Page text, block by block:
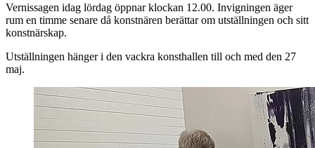
Vernissagen idag lördag öppnar klockan 12.00. Invigningen äger
rum en timme senare då konstnären berättar om utställningen och sitt
konstnärskap.
Utställningen hänger i den vackra konsthallen till och med den 27
maj.